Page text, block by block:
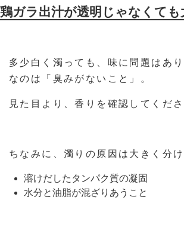
鶏ガラ出汁が透明じゃなくても
多少白く濁っても、味に問題はあ
なのは「臭みがないこと」。
見た目より、香りを確認してくださ
ちなみに、濁りの原因は大きく分け
溶けだしたタンパク質の凝固
水分と油脂が混ざりあうこと